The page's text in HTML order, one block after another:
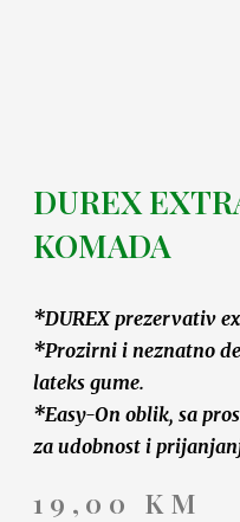
DUREX
KOMADA
*DUREX prezervativ
*Prozirni i neznatno
lateks gume.
*Easy-On oblik, sa
za udobnost i
19,00 KM